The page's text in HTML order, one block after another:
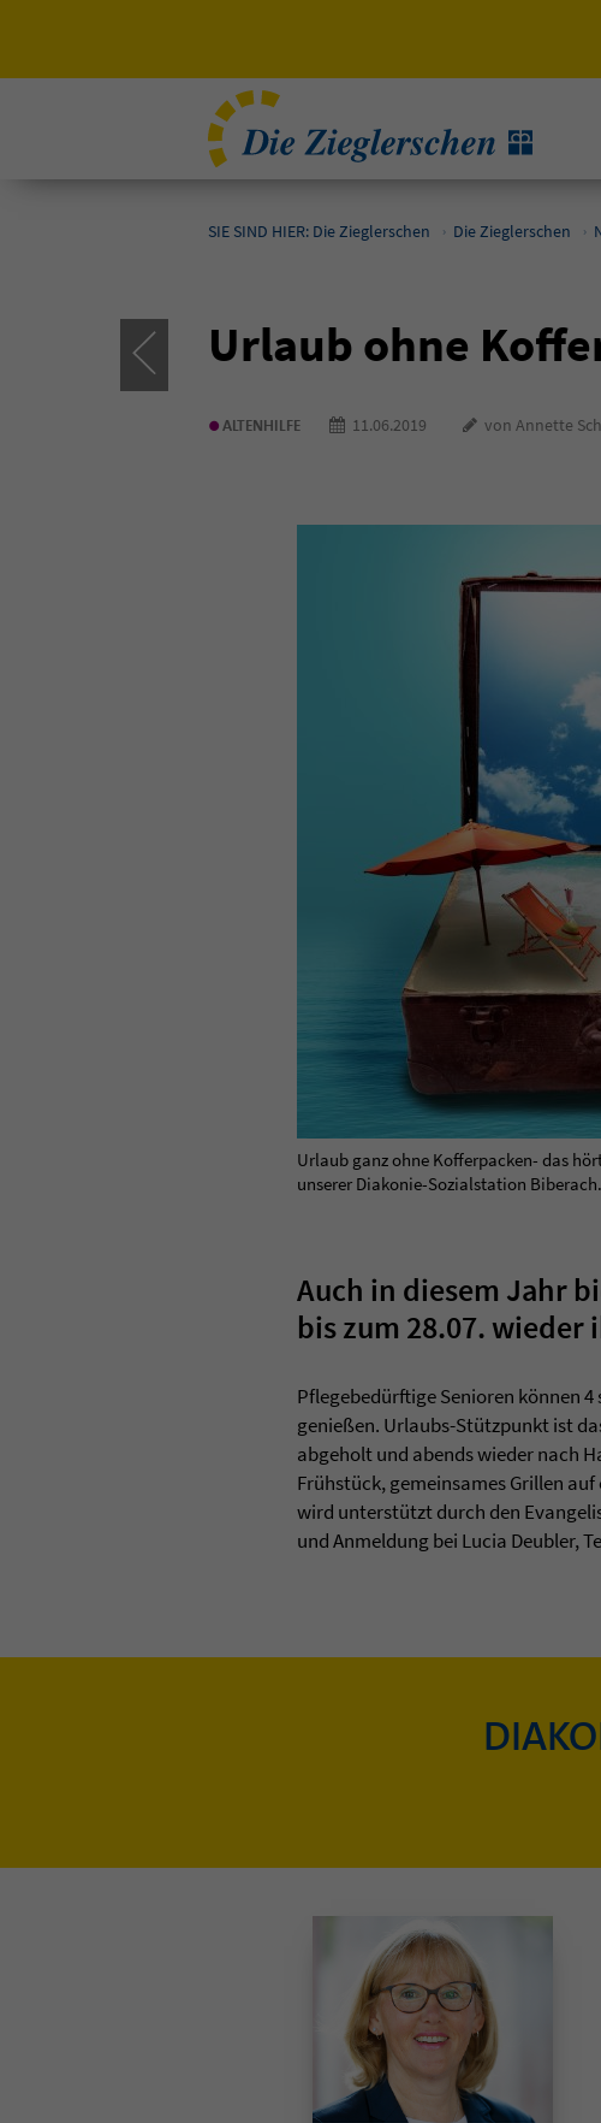
SIE SIND HIER: Die Zieglerschen Die Zieglerschen
Urlaub ohne
•ALTENHILFE 11.06.2019 von Annette
Urlaub ganz ohne Kofferpacken- das
unserer Diakonie-Sozialstation Biberach.
Auch in diesem Jahr
bis zum 28.07.
Pflegebedürftige Senioren können
genießen. Urlaubs-Stützpunkt ist
abgeholt und abends wieder nach
Frühstück, gemeinsames Grillen
wird unterstützt durch den
und Anmeldung bei Lucia Deubler,